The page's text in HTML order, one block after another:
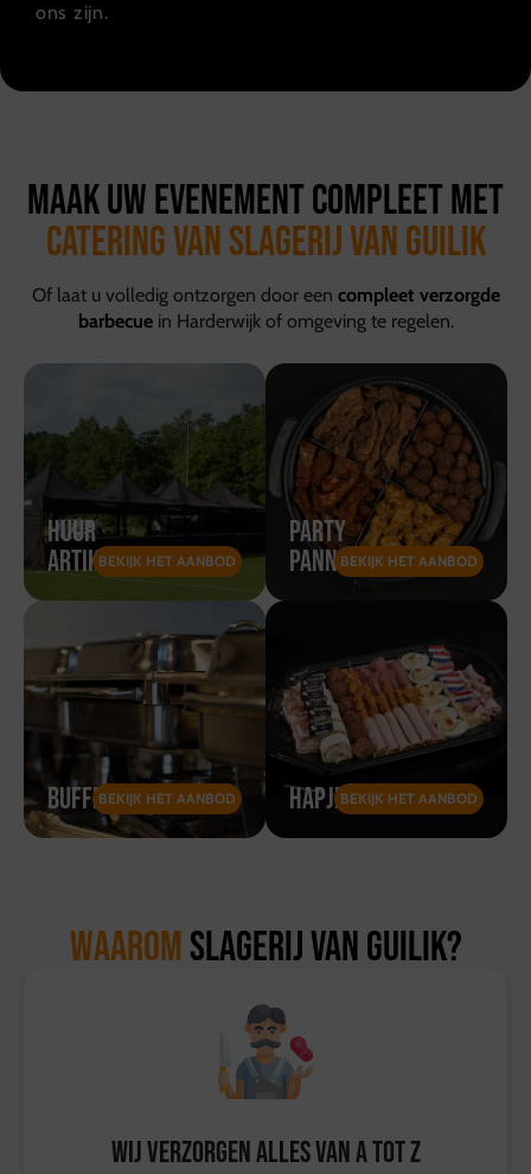
ons zijn.
Maak uw evenement compleet met
catering van Slagerij Van Guilik
Of laat u volledig ontzorgen door een compleet verzorgde
barbecuein Harderwijk of omgeving te regelen.
Huur
ArtikelenBEKIJK HET AANBOD
Party
pannenBEKIJK HET AANBOD
BuffettenBEKIJK HET AANBOD Hapjesschotels
BEKIJK HET AANBOD
WaaromSlagerij van Guilik?
Wij verzorgen alles van A tot Z